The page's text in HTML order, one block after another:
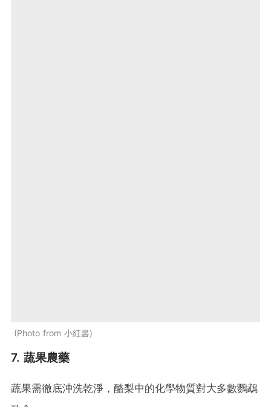
Photo from 小紅書
7. 蔬果農藥
蔬果需徹底沖洗乾淨，酪梨中的化學物質對大多數鸚鵡